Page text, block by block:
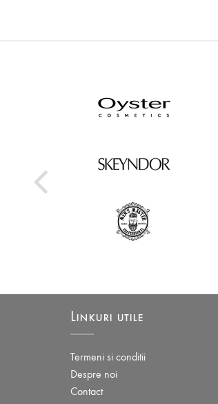
Linkuri utile
Termeni si conditii
Despre noi
Contact